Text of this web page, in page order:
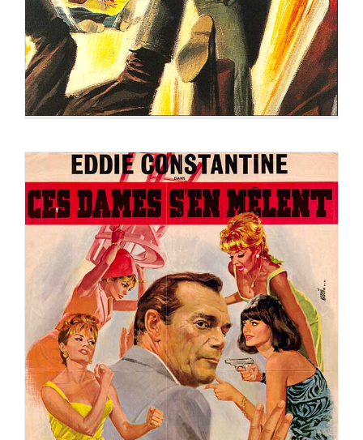
CES DAMES S’EN MELENT